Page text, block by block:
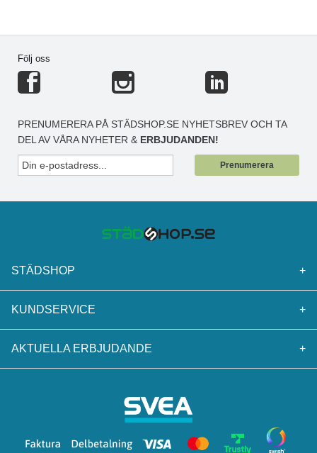
Följ oss
PRENUMERERA PÅ STÄDSHOP.SE NYHETSBREV OCH TA
DEL AV VÅRA NYHETER & ERBJUDANDEN!
Prenumerera
STÄDSHOP +
KUNDSERVICE +
AKTUELLA ERBJUDANDE +